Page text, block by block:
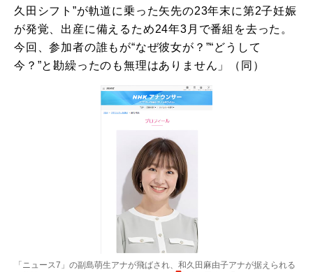
久田シフト”が軌道に乗った矢先の23年末に第2子妊娠
が発覚、出産に備えるため24年3月で番組を去った。
今回、参加者の誰もが“なぜ彼女が？”“どうして
今？”と勘繰ったのも無理はありません」（同）
「ニュース7」の副島萌生アナが飛ばされ、和久田麻由子アナが据えられる